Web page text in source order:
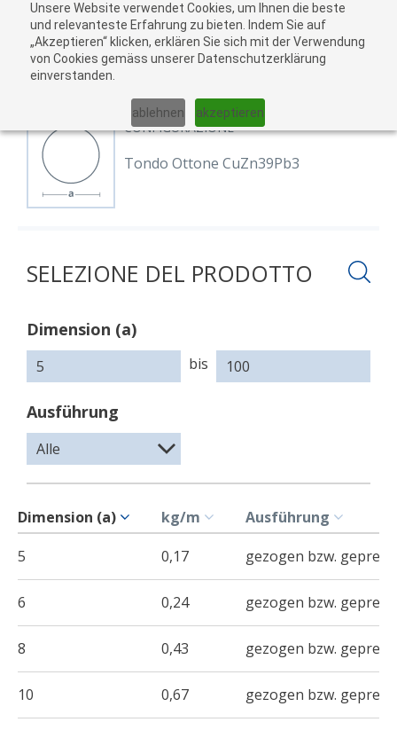
Unsere Website verwendet Cookies, um Ihnen die beste
und relevanteste Erfahrung zu bieten. Indem Sie auf
„Akzeptieren“ klicken, erklären Sie sich mit der Verwendung
von Cookies gemäss unserer Datenschutzerklärung
einverstanden.
ablehnen akzeptieren
01 02
CONFIGURAZIONE
Tondo Ottone CuZn39Pb3
SELEZIONE DEL PRODOTTO
Dimension (a)
bis (a)
Ausführung
Dimension (a) kg/m
Ausführung
5
0,17 gezogen bzw.
6 0,24 gezogen bzw.
8 0,43 gezogen bzw.
10 0,67 gezogen bzw.